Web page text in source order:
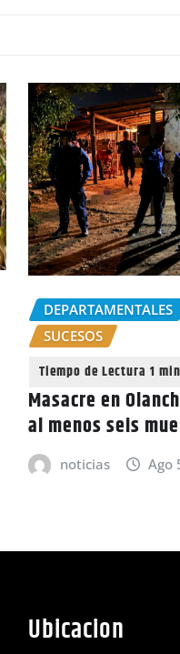
DEPARTAMENTALES
SUCESOS
Masacre en
al menos seis
noticias Ago
Ubicacion